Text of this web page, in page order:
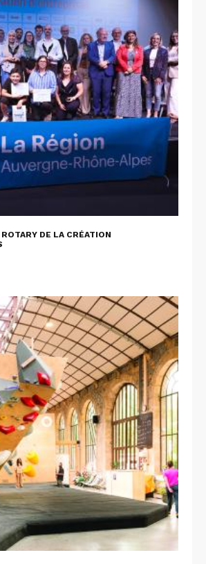
DE LA CRÉATION